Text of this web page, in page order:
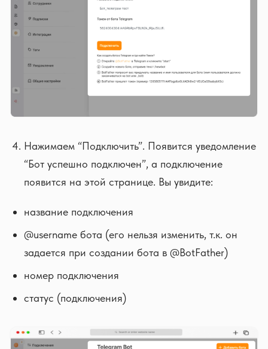
Нажимаем “Подключить”. Появится уведомление
“Бот успешно подключен”, а подключение
появится на этой странице. Вы увидите:
название подключения
@username бота (его нельзя изменить, т.к. он
задается при создании бота в @BotFather)
номер подключения
статус (подключения)